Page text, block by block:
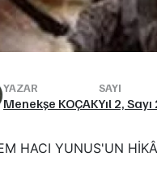
YAZAR
Menekşe KOÇAK
SAYI
Yıl 2,
HACI YUNUS'UN